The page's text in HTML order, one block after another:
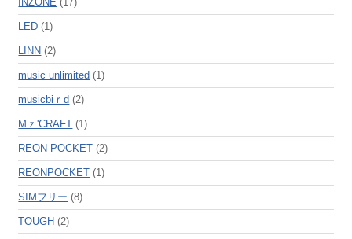
LED (1)
LINN (2)
music unlimited (1)
musicbiｒd (2)
Mｚ'CRAFT (1)
REON POCKET (2)
REONPOCKET (1)
SIMフリー (8)
TOUGH (2)